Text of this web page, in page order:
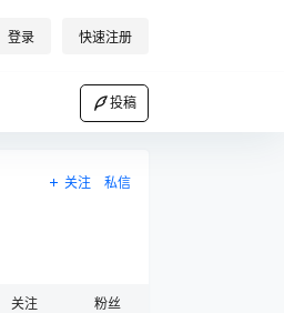
登录 快速注册
投稿
关注 私信
关注 粉丝